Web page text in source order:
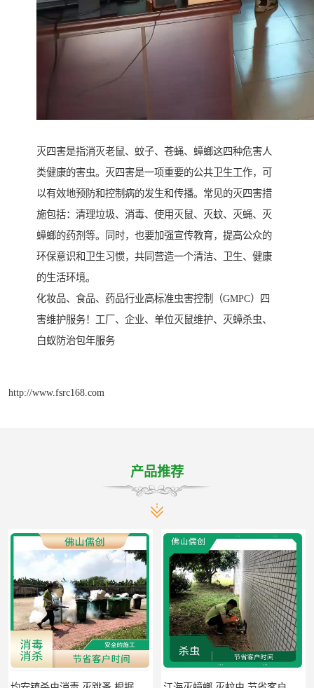
灭四害是指消灭老鼠、蚊子、苍蝇、蟑螂这四种危害人
类健康的害虫。灭四害是一项重要的公共卫生工作，可
以有效地预防和控制病的发生和传播。常见的灭四害措
施包括：清理垃圾、消毒、使用灭鼠、灭蚊、灭蝇、灭
蟑螂的药剂等。同时，也要加强宣传教育，提高公众的
环保意识和卫生习惯，共同营造一个清洁、卫生、健康
的生活环境。
化妆品、食品、药品行业高标准虫害控制（GMPC）四
害维护服务！工厂、企业、单位灭鼠维护、灭蟑杀虫、
白蚁防治包年服务
http://www.fsrc168.com
产品推荐